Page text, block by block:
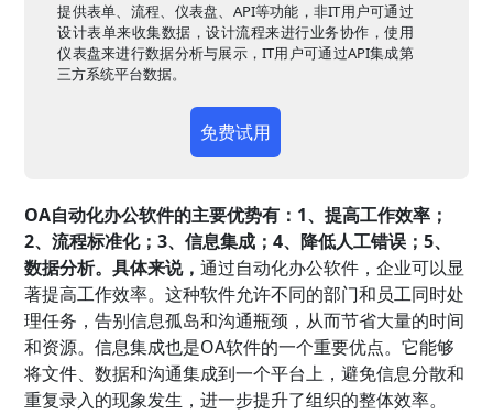
提供表单、流程、仪表盘、API等功能，非IT用户可通过
设计表单来收集数据，设计流程来进行业务协作，使用
仪表盘来进行数据分析与展示，IT用户可通过API集成第
三方系统平台数据。
免费试用
OA自动化办公软件的主要优势有：1、提高工作效率；
2、流程标准化；3、信息集成；4、降低人工错误；5、
数据分析。具体来说，通过自动化办公软件，企业可以显
著提高工作效率。这种软件允许不同的部门和员工同时处
理任务，告别信息孤岛和沟通瓶颈，从而节省大量的时间
和资源。信息集成也是OA软件的一个重要优点。它能够
将文件、数据和沟通集成到一个平台上，避免信息分散和
重复录入的现象发生，进一步提升了组织的整体效率。